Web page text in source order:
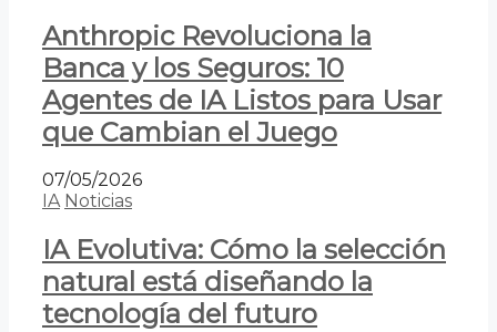
Anthropic Revoluciona la
Banca y los Seguros: 10
Agentes de IA Listos para Usar
que Cambian el Juego
07/05/2026
IA Noticias
IA Evolutiva: Cómo la selección
natural está diseñando la
tecnología del futuro